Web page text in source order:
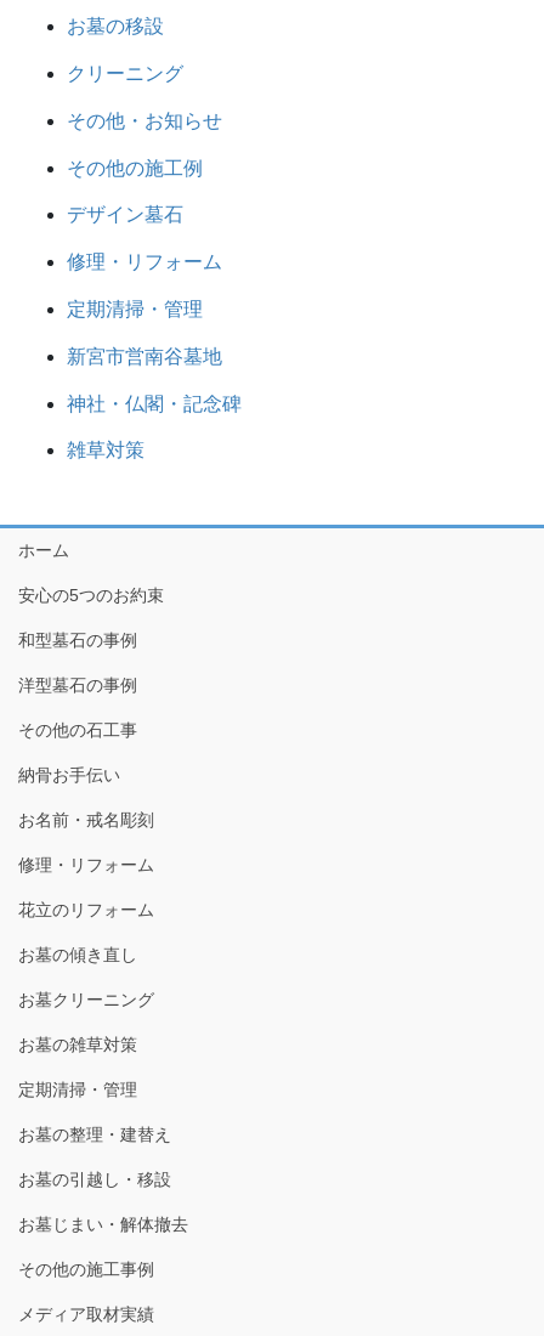
お墓の移設
クリーニング
その他・お知らせ
その他の施工例
デザイン墓石
修理・リフォーム
定期清掃・管理
新宮市営南谷墓地
神社・仏閣・記念碑
雑草対策
ホーム
安心の5つのお約束
和型墓石の事例
洋型墓石の事例
その他の石工事
納骨お手伝い
お名前・戒名彫刻
修理・リフォーム
花立のリフォーム
お墓の傾き直し
お墓クリーニング
お墓の雑草対策
定期清掃・管理
お墓の整理・建替え
お墓の引越し・移設
お墓じまい・解体撤去
その他の施工事例
メディア取材実績